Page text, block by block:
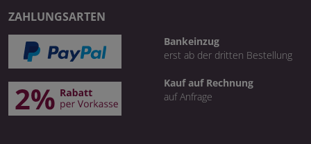
ZAHLUNGSARTEN
Bankeinzug
erst ab der dritten Bestellung
Kauf auf Rechnung
auf Anfrage